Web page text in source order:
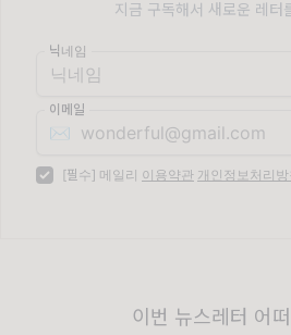
지금 구독해서 새로운 레터
닉네임
이메일
✉️
[필수] 메일리 이용약관 개인정보처리방
이번 뉴스레터 어